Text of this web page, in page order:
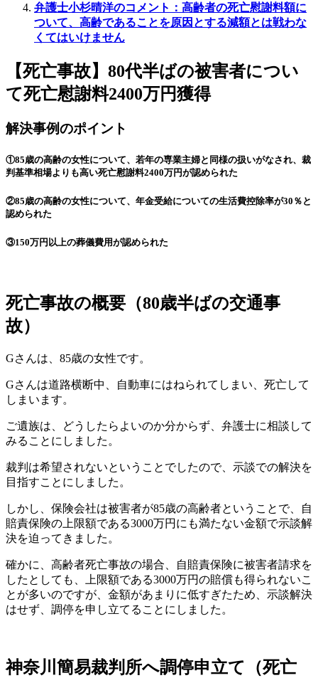
弁護士小杉晴洋のコメント：高齢者の死亡慰謝料額に
ついて、高齢であることを原因とする減額とは戦わな
くてはいけません
【死亡事故】80代半ばの被害者につい
て死亡慰謝料2400万円獲得
解決事例のポイント
①85歳の高齢の女性について、若年の専業主婦と同様の扱いがなされ、裁
判基準相場よりも高い死亡慰謝料2400万円が認められた
②85歳の高齢の女性について、年金受給についての生活費控除率が30％と
認められた
③150万円以上の葬儀費用が認められた
死亡事故の概要（80歳半ばの交通事
故）
Gさんは、85歳の女性です。
Gさんは道路横断中、自動車にはねられてしまい、死亡して
しまいます。
ご遺族は、どうしたらよいのか分からず、弁護士に相談して
みることにしました。
裁判は希望されないということでしたので、示談での解決を
目指すことにしました。
しかし、保険会社は被害者が85歳の高齢者ということで、自
賠責保険の上限額である3000万円にも満たない金額で示談解
決を迫ってきました。
確かに、高齢者死亡事故の場合、自賠責保険に被害者請求を
したとしても、上限額である3000万円の賠償も得られないこ
とが多いのですが、金額があまりに低すぎたため、示談解決
はせず、調停を申し立てることにしました。
神奈川簡易裁判所へ調停申立て（死亡